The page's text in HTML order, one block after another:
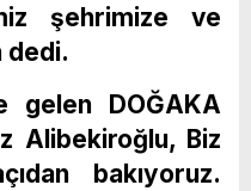
şehrimize ve
dedi.
gelen DOĞAKA
Alibekiroğlu, Biz
bakıyoruz.